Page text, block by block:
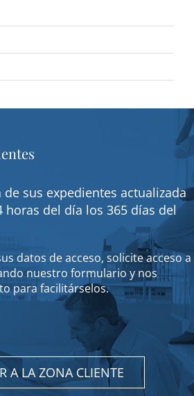
sus expedientes actualizada
horas del día los 365 días del
datos de acceso, solicite acceso a
nuestro formulario y nos
para facilitárselos.
A LA ZONA CLIENTE